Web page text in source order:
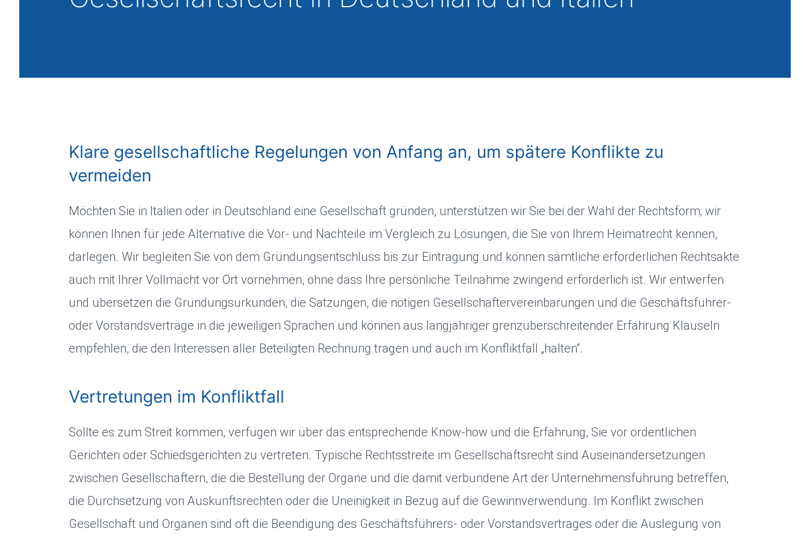
Klare gesellschaftliche Regelungen von Anfang an, um spätere Konflikte zu
vermeiden
Möchten Sie in Italien oder in Deutschland eine Gesellschaft gründen, unterstützen wir Sie bei der Wahl der Rechtsform; wir
können Ihnen für jede Alternative die Vor- und Nachteile im Vergleich zu Lösungen, die Sie von Ihrem Heimatrecht kennen,
darlegen. Wir begleiten Sie von dem Gründungsentschluss bis zur Eintragung und können sämtliche erforderlichen Rechtsakte
auch mit Ihrer Vollmacht vor Ort vornehmen, ohne dass Ihre persönliche Teilnahme zwingend erforderlich ist. Wir entwerfen
und übersetzen die Gründungsurkunden, die Satzungen, die nötigen Gesellschaftervereinbarungen und die Geschäftsführer-
oder Vorstandsverträge in die jeweiligen Sprachen und können aus langjähriger grenzüberschreitender Erfahrung Klauseln
empfehlen, die den Interessen aller Beteiligten Rechnung tragen und auch im Konfliktfall „halten“.
Vertretungen im Konfliktfall
Sollte es zum Streit kommen, verfügen wir über das entsprechende Know-how und die Erfahrung, Sie vor ordentlichen
Gerichten oder Schiedsgerichten zu vertreten. Typische Rechtsstreite im Gesellschaftsrecht sind Auseinandersetzungen
zwischen Gesellschaftern, die die Bestellung der Organe und die damit verbundene Art der Unternehmensführung betreffen,
die Durchsetzung von Auskunftsrechten oder die Uneinigkeit in Bezug auf die Gewinnverwendung. Im Konflikt zwischen
Gesellschaft und Organen sind oft die Beendigung des Geschäftsführers- oder Vorstandsvertrages oder die Auslegung von